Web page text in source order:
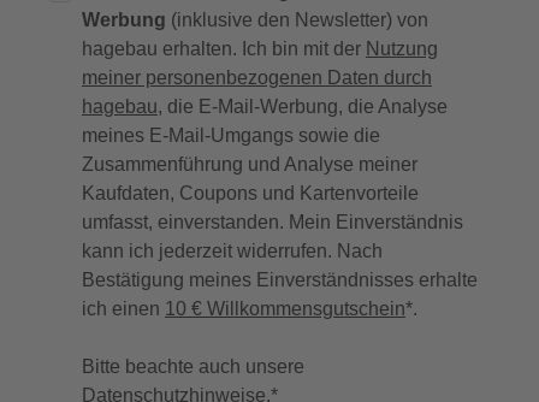
Werbung (inklusive den Newsletter) von
hagebau erhalten. Ich bin mit der Nutzung
meiner personenbezogenen Daten durch
hagebau, die E-Mail-Werbung, die Analyse
meines E-Mail-Umgangs sowie die
Zusammenführung und Analyse meiner
Kaufdaten, Coupons und Kartenvorteile
umfasst, einverstanden. Mein Einverständnis
kann ich jederzeit widerrufen. Nach
Bestätigung meines Einverständnisses erhalte
ich einen 10 € Willkommensgutschein*.
Bitte beachte auch unsere
Datenschutzhinweise.